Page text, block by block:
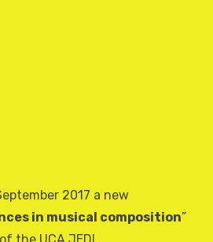
2017 a new
in musical composition”